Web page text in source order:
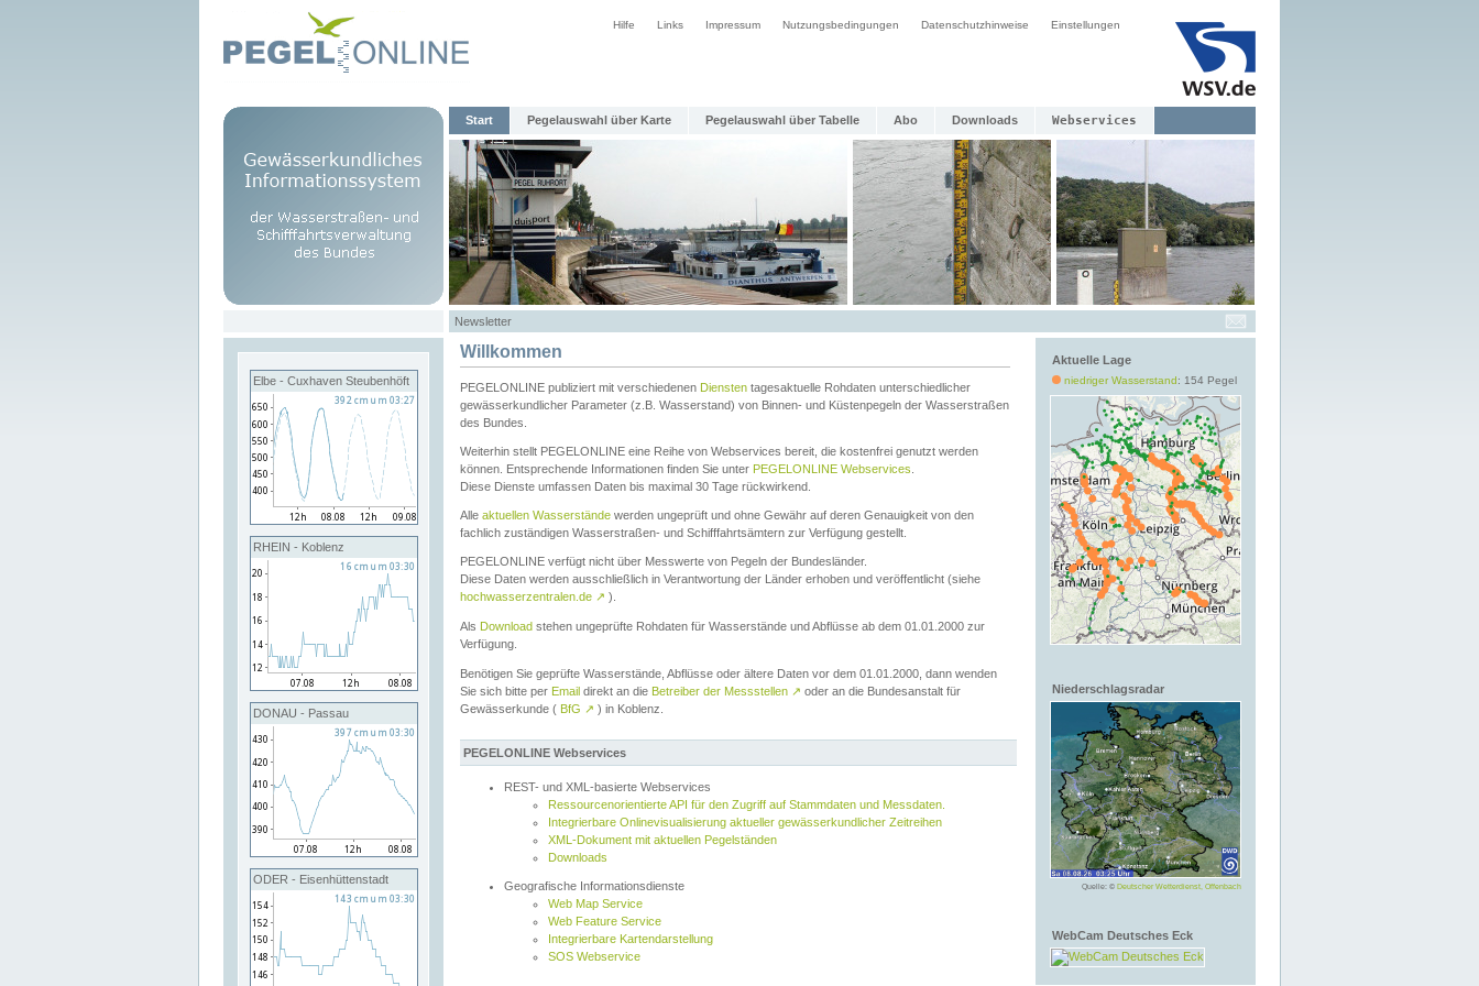
Hilfe Links Impressum Nutzungsbedingungen Datenschutzhinweise Einstellungen
Start Pegelauswahl über Karte Pegelauswahl über Tabelle Abo Downloads Webservices
Newsletter
Elbe - Cuxhaven Steubenhöft
RHEIN - Koblenz
DONAU - Passau
ODER - Eisenhüttenstadt
Aktuelle Lage
niedriger Wasserstand: 154 Pegel
Niederschlagsradar
Quelle: © Deutscher Wetterdienst, Offenbach
WebCam Deutsches Eck
Willkommen
PEGELONLINE publiziert mit verschiedenen Diensten tagesaktuelle Rohdaten unterschiedlicher
gewässerkundlicher Parameter (z.B. Wasserstand) von Binnen- und Küstenpegeln der Wasserstraßen
des Bundes.
Weiterhin stellt PEGELONLINE eine Reihe von Webservices bereit, die kostenfrei genutzt werden
können. Entsprechende Informationen finden Sie unter PEGELONLINE Webservices
Diese Dienste umfassen Daten bis maximal 30 Tage rückwirkend.
Alle aktuellen Wasserstände werden ungeprüft und ohne Gewähr auf deren Genauigkeit von den
fachlich zuständigen Wasserstraßen- und Schifffahrtsämtern zur Verfügung gestellt.
PEGELONLINE verfügt nicht über Messwerte von Pegeln der Bundesländer.
Diese Daten werden ausschließlich in Verantwortung der Länder erhoben und veröffentlicht (siehe
hochwasserzentralen.de ↗ ).
Als Download stehen ungeprüfte Rohdaten für Wasserstände und Abflüsse ab dem 01.01.2000 zur
Verfügung.
Benötigen Sie geprüfte Wasserstände, Abflüsse oder ältere Daten vor dem 01.01.2000, dann wenden
Sie sich bitte per Email direkt an die Betreiber der Messstellen ↗ oder an die Bundesanstalt für
Gewässerkunde ( BfG ↗ ) in Koblenz.
PEGELONLINE Webservices
REST- und XML-basierte Webservices
Ressourcenorientierte API für den Zugriff auf Stammdaten und Messdaten.
Integrierbare Onlinevisualisierung aktueller gewässerkundlicher Zeitreihen
XML-Dokument mit aktuellen Pegelständen
Downloads
Geografische Informationsdienste
Web Map Service
Web Feature Service
Integrierbare Kartendarstellung
SOS Webservice